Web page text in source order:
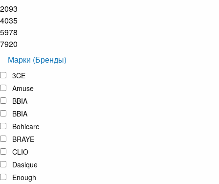
2093
4035
5978
7920
Марки (Бренды)
3CE
Amuse
BBIA
BBIA
Bohicare
BRAYE
CLIO
Dasique
Enough